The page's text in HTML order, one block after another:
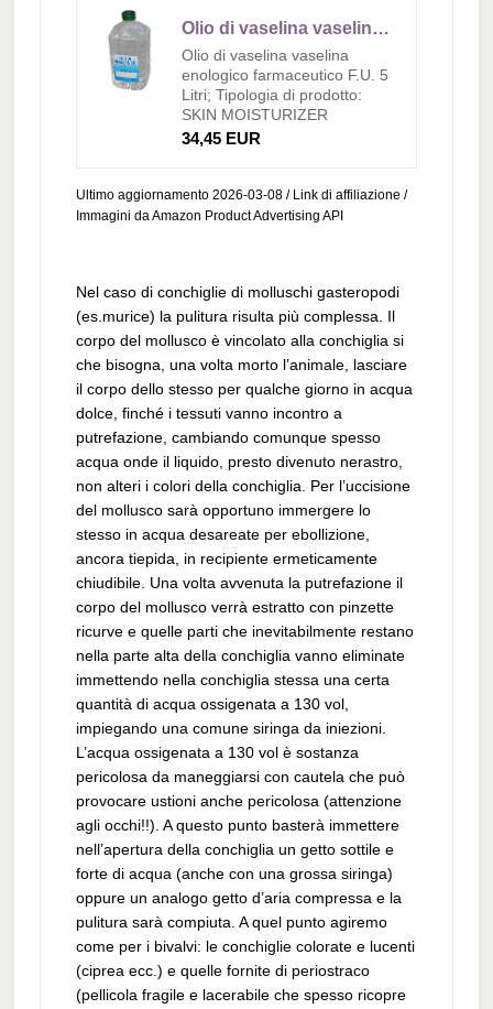
Olio di vaselina vaselina enologico farmaceutico F.U. 5 Litri
Olio di vaselina vaselina
enologico farmaceutico F.U. 5
Litri; Tipologia di prodotto:
SKIN MOISTURIZER
34,45 EUR
Ultimo aggiornamento 2026-03-08 / Link di affiliazione /
Immagini da Amazon Product Advertising API
Nel caso di conchiglie di molluschi gasteropodi
(es.murice) la pulitura risulta più complessa. Il
corpo del mollusco è vincolato alla conchiglia si
che bisogna, una volta morto l’animale, lasciare
il corpo dello stesso per qualche giorno in acqua
dolce, finché i tessuti vanno incontro a
putrefazione, cambiando comunque spesso
acqua onde il liquido, presto divenuto nerastro,
non alteri i colori della conchiglia. Per l’uccisione
del mollusco sarà opportuno immergere lo
stesso in acqua desareate per ebollizione,
ancora tiepida, in recipiente ermeticamente
chiudibile. Una volta avvenuta la putrefazione il
corpo del mollusco verrà estratto con pinzette
ricurve e quelle parti che inevitabilmente restano
nella parte alta della conchiglia vanno eliminate
immettendo nella conchiglia stessa una certa
quantità di acqua ossigenata a 130 vol,
impiegando una comune siringa da iniezioni.
L’acqua ossigenata a 130 vol è sostanza
pericolosa da maneggiarsi con cautela che può
provocare ustioni anche pericolosa (attenzione
agli occhi!!). A questo punto basterà immettere
nell’apertura della conchiglia un getto sottile e
forte di acqua (anche con una grossa siringa)
oppure un analogo getto d’aria compressa e la
pulitura sarà compiuta. A quel punto agiremo
come per i bivalvi: le conchiglie colorate e lucenti
(ciprea ecc.) e quelle fornite di periostraco
(pellicola fragile e lacerabile che spesso ricopre